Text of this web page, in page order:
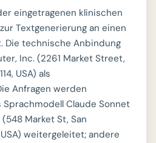
eingetragenen klinischen
Textgenerierung an einen
Die technische Anbindung
Inc. (2261 Market Street,
USA) als
Anfragen werden
Claude Sonnet
Market St, San
weitergeleitet; andere